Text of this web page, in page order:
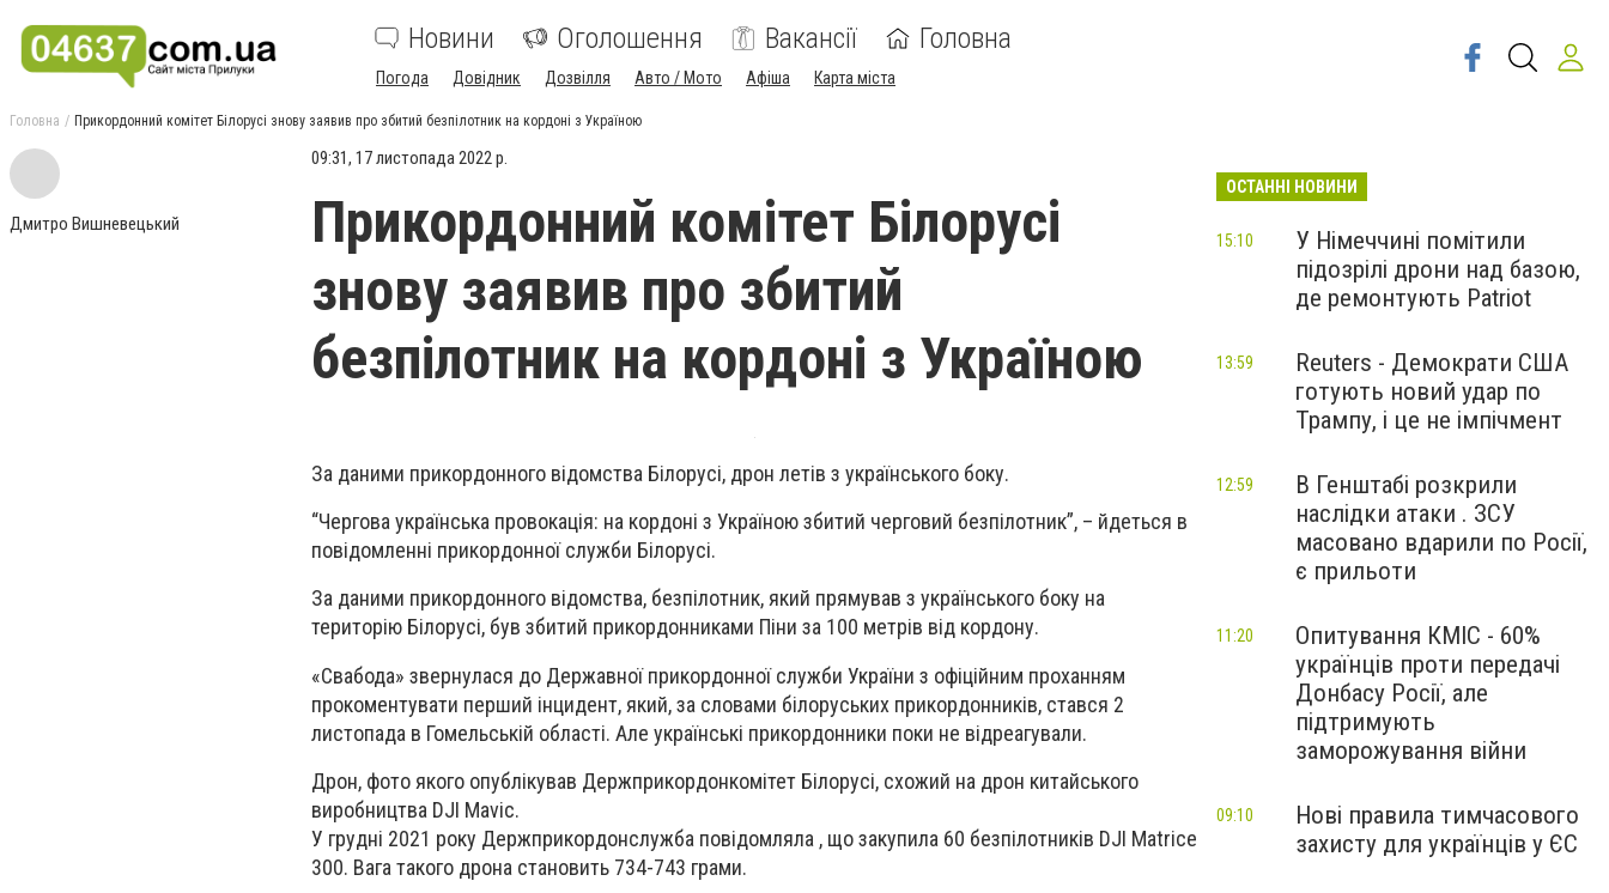
Новини Оголошення Вакансії Головна
Погода Довідник Дозвілля Авто / Мото Афіша Карта міста
Головна Прикордонний комітет Білорусі знову заявив про збитий безпілотник на кордоні з Україною
Дмитро Вишневецький
09:31, 17 листопада 2022 р.
Прикордонний комітет Білорусі
знову заявив про збитий
безпілотник на кордоні з Україною
За даними прикордонного відомства Білорусі, дрон летів з українського боку.
“Чергова українська провокація: на кордоні з Україною збитий черговий безпілотник”, – йдеться в
повідомленні прикордонної служби Білорусі.
За даними прикордонного відомства, безпілотник, який прямував з українського боку на
територію Білорусі, був збитий прикордонниками Піни за 100 метрів від кордону.
«Свабода» звернулася до Державної прикордонної служби України з офіційним проханням
прокоментувати перший інцидент, який, за словами білоруських прикордонників, стався 2
листопада в Гомельській області. Але українські прикордонники поки не відреагували.
Дрон, фото якого опублікував Держприкордонкомітет Білорусі, схожий на дрон китайського
виробництва DJI Mavic.
У грудні 2021 року Держприкордонслужба повідомляла , що закупила 60 безпілотників DJI Matrice
300. Вага такого дрона становить 734-743 грами.
ОСТАННІ НОВИНИ
У Німеччині помітили
підозрілі дрони над базою,
де ремонтують Patriot
15:10
Reuters - Демократи США
готують новий удар по
Трампу, і це не імпічмент
13:59
В Генштабі розкрили
наслідки атаки . ЗСУ
масовано вдарили по Росії,
є прильоти
12:59
Опитування КМІС - 60%
українців проти передачі
Донбасу Росії, але
підтримують
заморожування війни
11:20
Нові правила тимчасового
захисту для українців у ЄС
09:10